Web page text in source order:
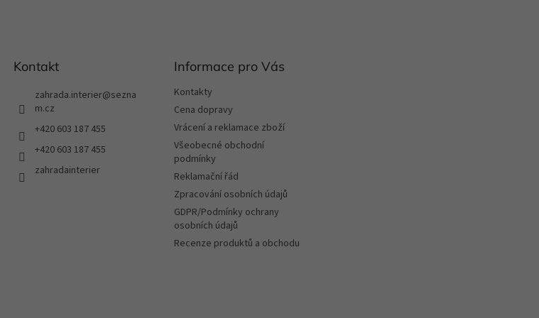
r
y
v
p
Kontakt
zahrada.interier@sezna
m.cz
+420 603 187 455
+420 603 187 455
zahradainterier
Informace pro Vás
Kontakty
Cena dopravy
Vrácení a reklamace zboží
Všeobecné obchodní
podmínky
Reklamační řád
Zpracování osobních údajů
GDPR/Podmínky ochrany
osobních údajů
Recenze produktů a obchodu